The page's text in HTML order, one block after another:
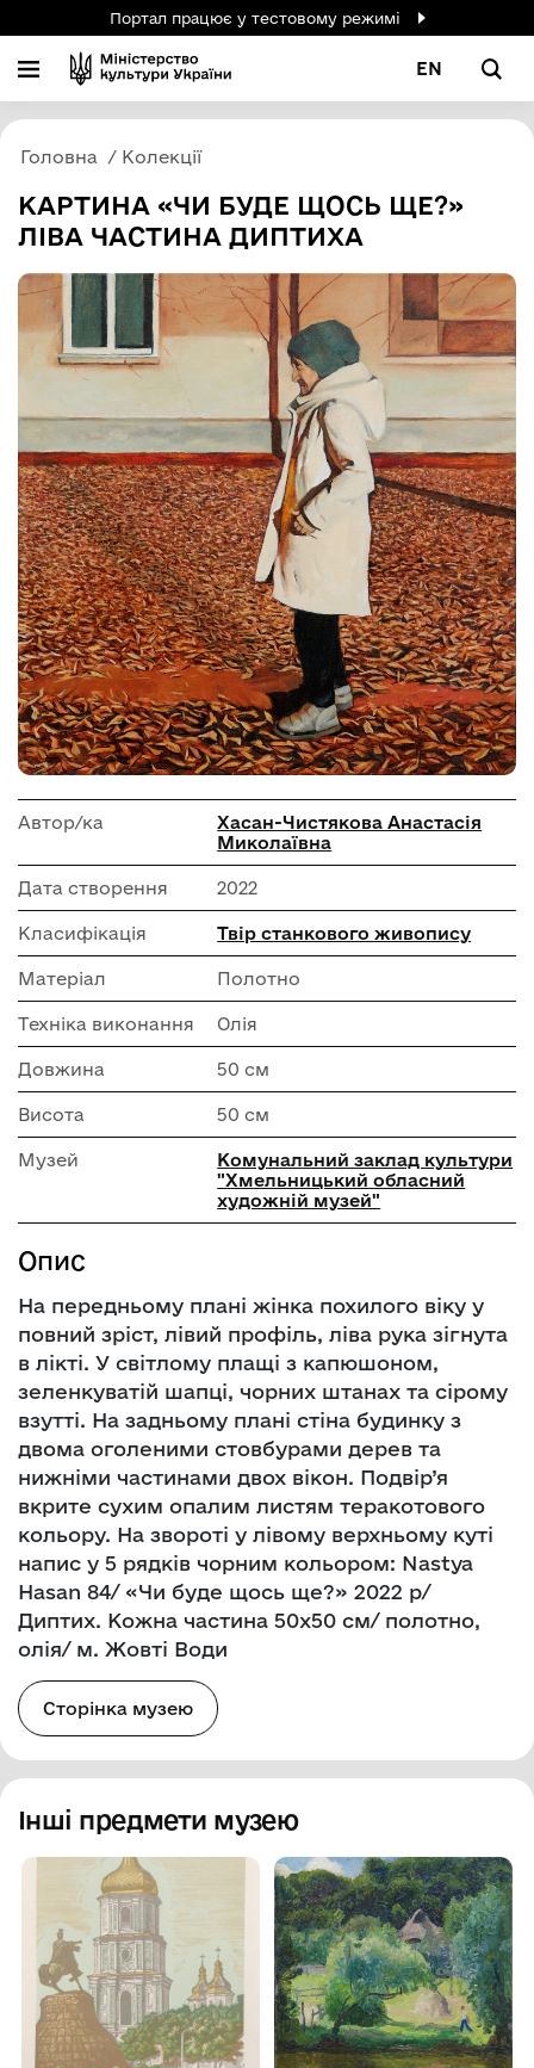
Портал працює у тестовому режимі
EN
Головна Колекції
КАРТИНА «ЧИ БУДЕ ЩОСЬ ЩЕ?»
ЛІВА ЧАСТИНА ДИПТИХА
Автор/ка
Хасан-Чистякова Анастасія
Миколаївна
Дата створення 2022
Класифікація Твір станкового живопису
Матеріал Полотно
Техніка виконання Олія
Довжина 50 см
Висота 50 см
Музей
Комунальний заклад культури
"Хмельницький обласний
художній музей"
Опис
На передньому плані жінка похилого віку у
повний зріст, лівий профіль, ліва рука зігнута
в лікті. У світлому плащі з капюшоном,
зеленкуватій шапці, чорних штанах та сірому
взутті. На задньому плані стіна будинку з
двома оголеними стовбурами дерев та
нижніми частинами двох вікон. Подвір’я
вкрите сухим опалим листям теракотового
кольору. На звороті у лівому верхньому куті
напис у 5 рядків чорним кольором: Nastya
Hasan 84/ «Чи буде щось ще?» 2022 р/
Диптих. Кожна частина 50х50 см/ полотно,
олія/ м. Жовті Води
Сторінка музею
Інші предмети музею